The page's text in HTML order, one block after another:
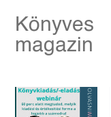
Könyves
magazin